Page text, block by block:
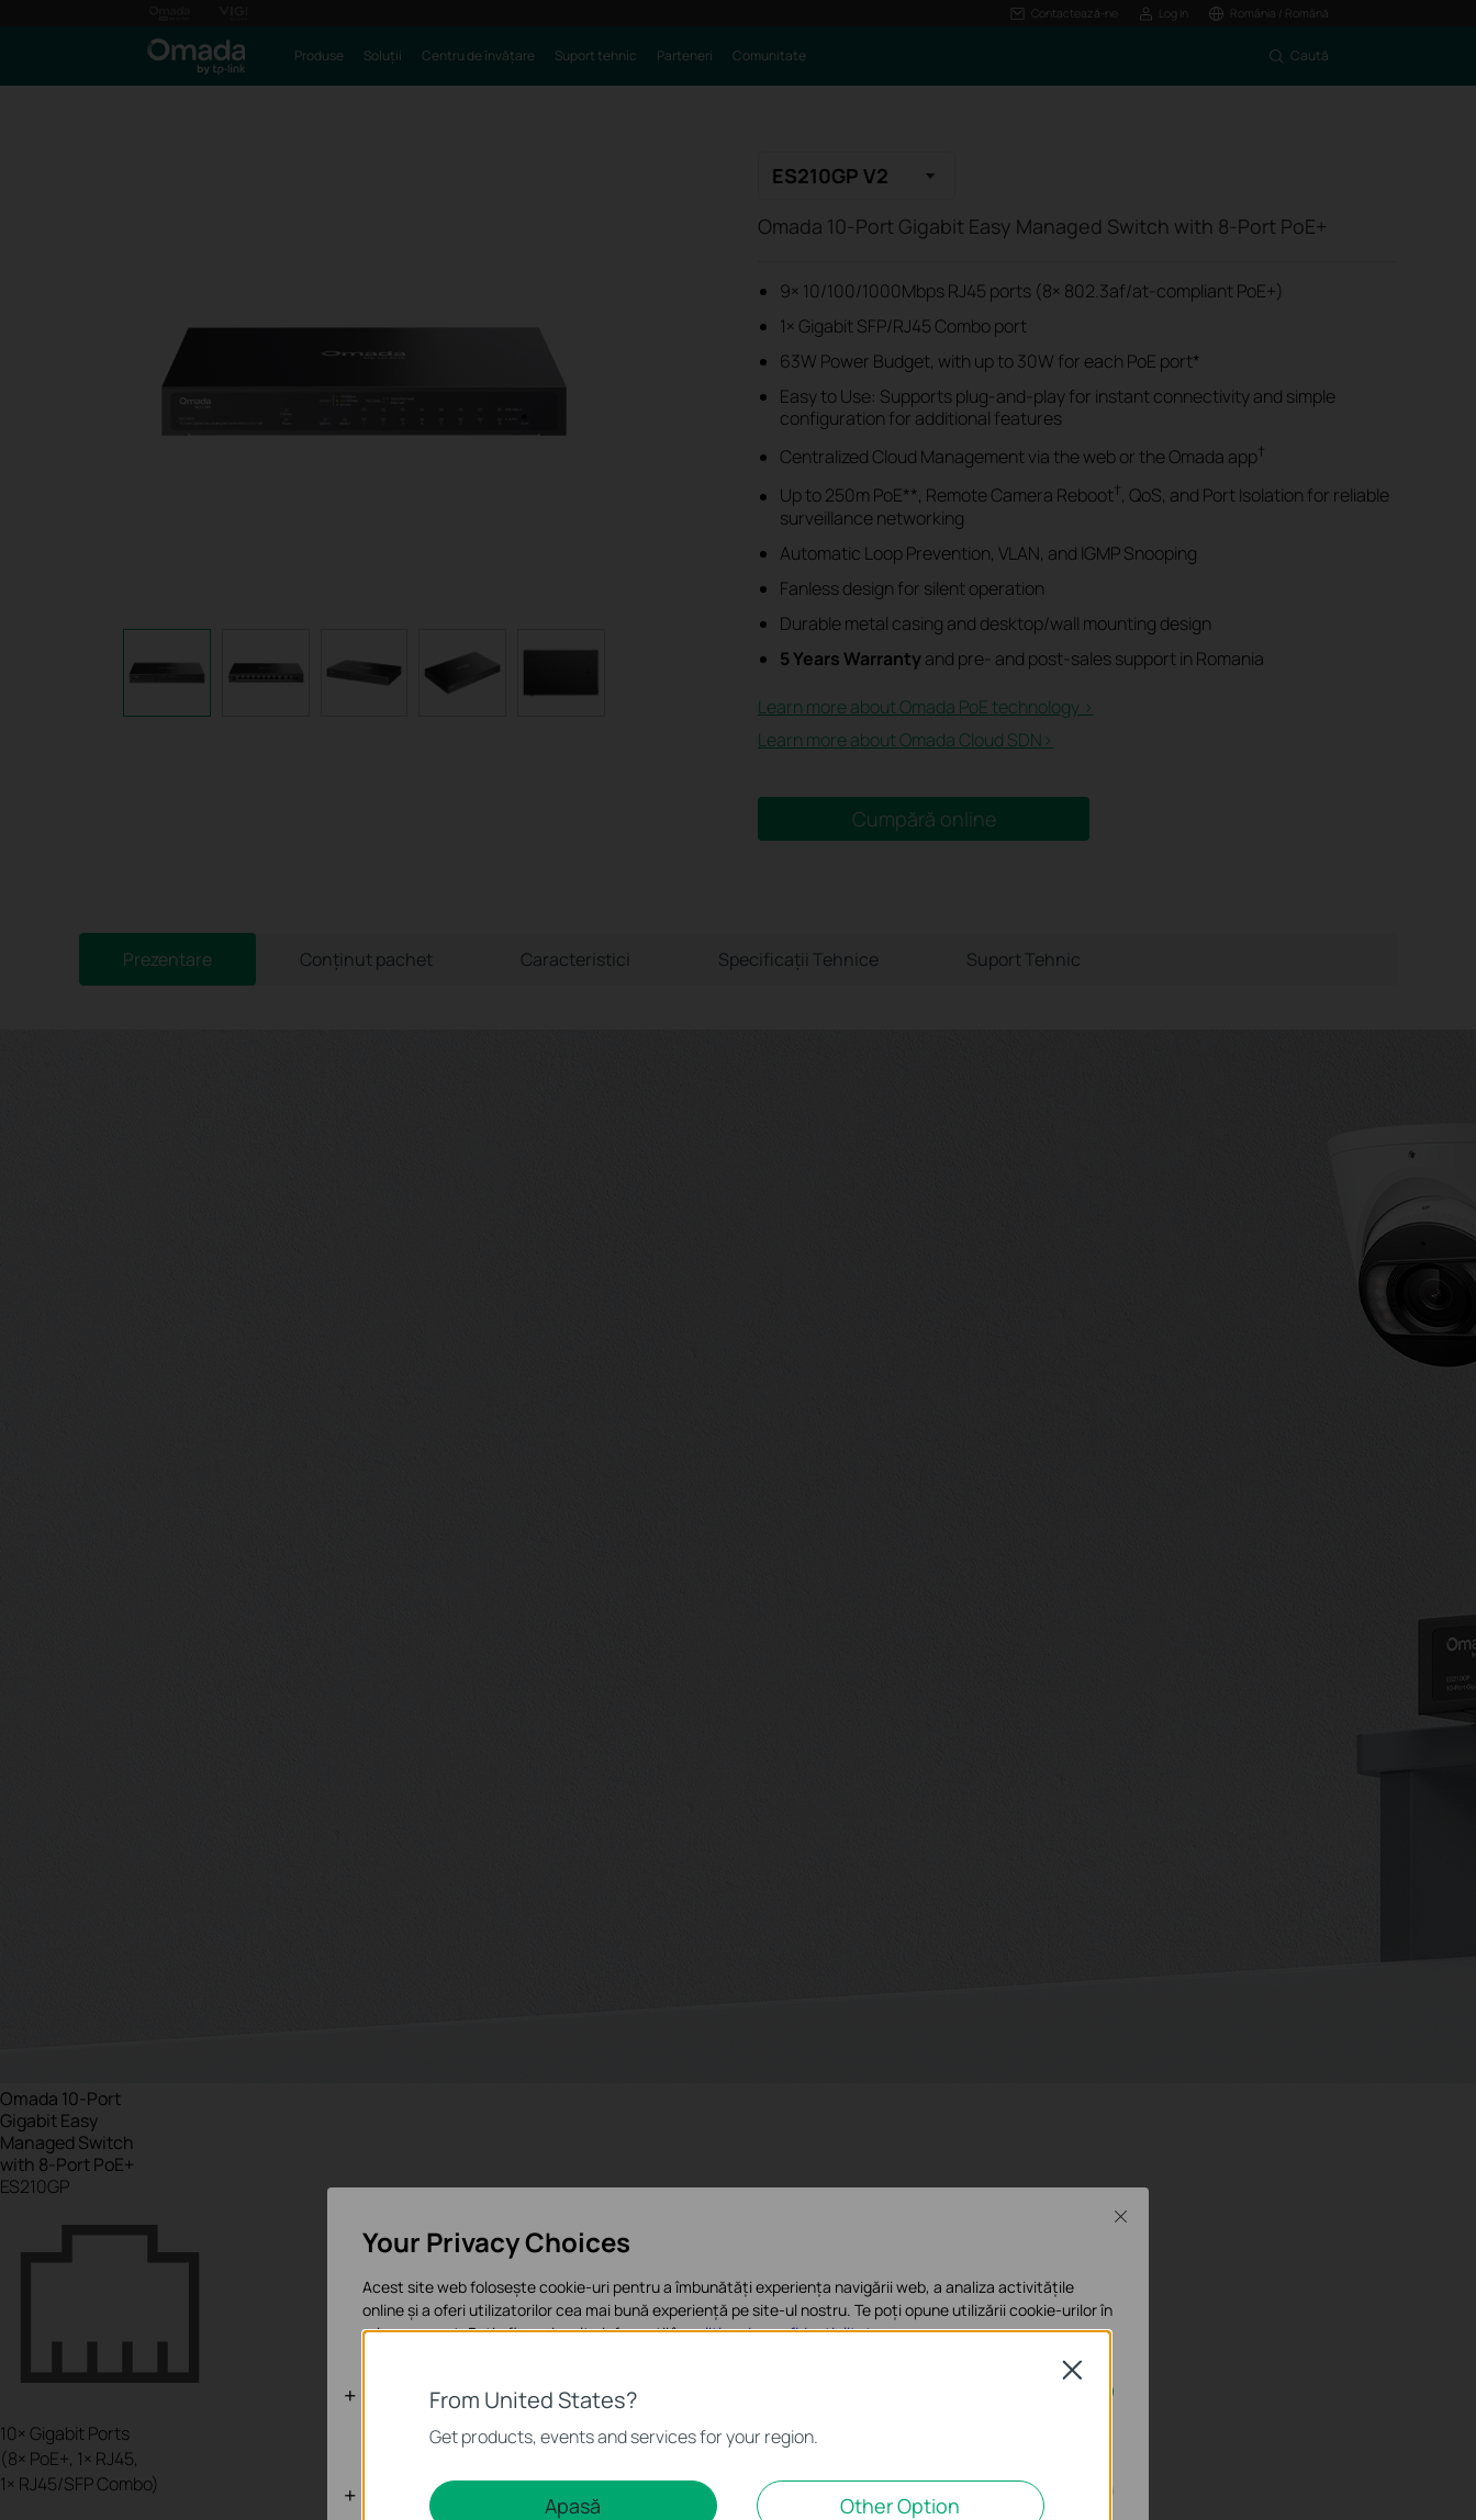
Contactează-ne Log In România / Română
Produse Soluții Centru de învățare Suport tehnic Parteneri Comunitate Caută
ES210GP V2
Omada 10-Port Gigabit Easy Managed Switch with 8-Port PoE+
9× 10/100/1000Mbps RJ45 ports (8× 802.3af/at-compliant PoE+)
1× Gigabit SFP/RJ45 Combo port
63W Power Budget, with up to 30W for each PoE port*
Easy to Use: Supports plug-and-play for instant connectivity and simple
configuration for additional features
Centralized Cloud Management via the web or the Omada app†
Up to 250m PoE**, Remote Camera Reboot†, QoS, and Port Isolation for reliable
surveillance networking
Automatic Loop Prevention, VLAN, and IGMP Snooping
Fanless design for silent operation
Durable metal casing and desktop/wall mounting design
5 Years Warranty and pre- and post-sales support in Romania
Learn more about Omada PoE technology >
Learn more about Omada Cloud SDN>​
Cumpără online
Prezentare Conținut pachet Caracteristici Specificaţii Tehnice Suport Tehnic
Omada 10-Port
GigabitEasy
Managed Switch
with 8-Port PoE+
ES210GP
10× Gigabit Ports
(8× PoE+, 1× RJ45,
1× RJ45/SFP Combo)
From United States?
Get products, events and services for your region.
Apasă Other Option
Close
Your Privacy Choices
Acest site web folosește cookie-uri pentru a îmbunătăți experiența navigării web, a analiza activitățile
online și a oferi utilizatorilor cea mai bună experiență pe site-ul nostru. Te poți opune utilizării cookie-urilor în
orice moment. Poți afla mai multe informații înpolitica de confidențialitate.
Cookie-uri de bază
Aceste cookie-uri sunt necesare pentru funcționarea site-ului web și nu pot fi dezactivate în sistemele tale
Cookie-uri de analiză și marketing
Close